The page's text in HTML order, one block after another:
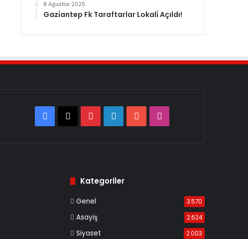
8 Ağustos 2025
Gazi̇antep Fk Taraftarlar Lokali̇ Açıldı!
Facebook
X PinterestLinkedInYouTube
Kategoriler
Genel 3.570
Asayiş 2.624
Siyaset 2.003